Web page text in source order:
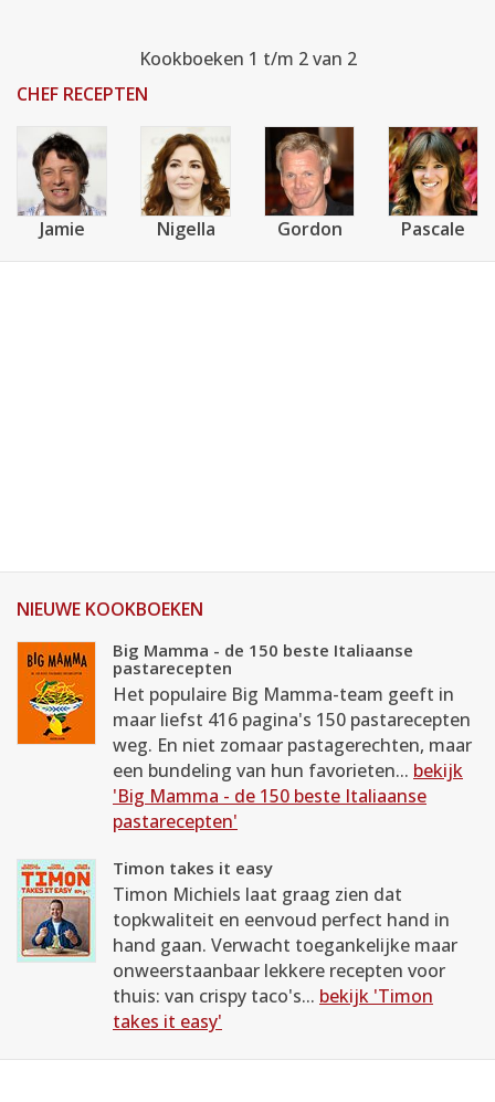
Kookboeken 1 t/m 2 van 2
CHEF RECEPTEN
Jamie Nigella Gordon Pascale
NIEUWE KOOKBOEKEN
Big Mamma - de 150 beste Italiaanse
pastarecepten
Het populaire Big Mamma-team geeft in
maar liefst 416 pagina's 150 pastarecepten
weg. En niet zomaar pastagerechten, maar
een bundeling van hun favorieten... bekijk
'Big Mamma - de 150 beste Italiaanse
pastarecepten'
Timon takes it easy
Timon Michiels laat graag zien dat
topkwaliteit en eenvoud perfect hand in
hand gaan. Verwacht toegankelijke maar
onweerstaanbaar lekkere recepten voor
thuis: van crispy taco's... bekijk 'Timon
takes it easy'